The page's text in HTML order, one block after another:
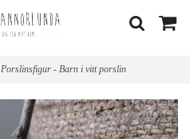
Porslinsfigur - Barn i vitt porslin